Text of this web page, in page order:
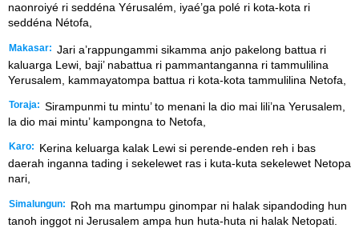
naonroiyé ri seddéna Yérusalém, iyaé’ga polé ri kota-kota ri
seddéna Nétofa,
Makasar: Jari a’rappungammi sikamma anjo pakelong battua ri
kaluarga Lewi, baji’ nabattua ri pammantanganna ri tammulilina
Yerusalem, kammayatompa battua ri kota-kota tammulilina Netofa,
Toraja: Sirampunmi tu mintu’ to menani la dio mai lili’na Yerusalem,
la dio mai mintu’ kampongna to Netofa,
Karo:
Kerina keluarga kalak Lewi si perende-enden reh i bas
daerah inganna tading i sekelewet ras i kuta-kuta sekelewet Netopa
nari,
Simalungun:
Roh ma martumpu ginompar ni halak sipandoding hun
tanoh inggot ni Jerusalem ampa hun huta-huta ni halak Netopati.